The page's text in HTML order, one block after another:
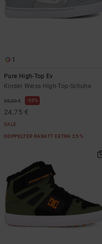
1
Pure High-Top Ev
Kinder Weiss High-Top-Schuhe
55,00 € 55%
24,75 €
SALE
DOPPELTER RABATT EXTRA 25 %